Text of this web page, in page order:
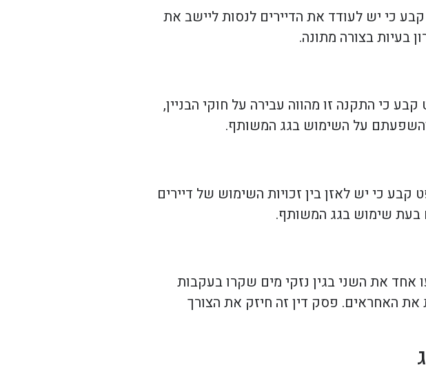
כי יש לעודד את הדיירים לנסות ליישב את
בעיות בצורה מתונה.
כי התקנה זו מהווה עבירה על חוקי הבניין,
והשפעתם על השימוש בגג המשותף.
כי יש לאזן בין זכויות השימוש של דיירים
בעת שימוש בגג המשותף.
אחד את השני בגין נזקי מים שקרו בעקבות
האחראים. פסק דין זה חיזק את הצורך